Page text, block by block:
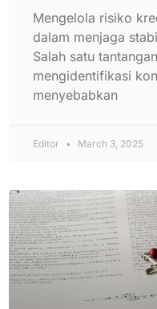
Mengelola risiko
dalam menjaga
Salah satu
mengidentifikasi
menyebabkan
Editor March 3, 2025